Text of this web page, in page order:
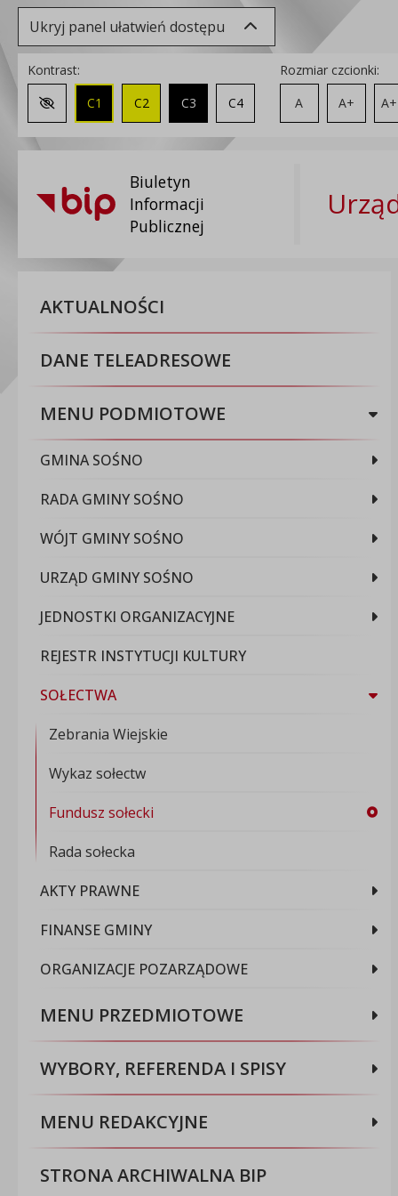
Ukryj panel ułatwień dostępu
Kontrast:
Zmień kontrast na domyślny
C1 C2 C3 C4
Rozmiar czcionki:
A
A+
Biuletyn
Informacji
Publicznej
AKTUALNOŚCI
DANE TELEADRESOWE
MENU PODMIOTOWE
GMINA SOŚNO
RADA GMINY SOŚNO
WÓJT GMINY SOŚNO
URZĄD GMINY SOŚNO
JEDNOSTKI ORGANIZACYJNE
REJESTR INSTYTUCJI KULTURY
SOŁECTWA
Zebrania Wiejskie
Wykaz sołectw
Fundusz sołecki
Rada sołecka
AKTY PRAWNE
FINANSE GMINY
ORGANIZACJE POZARZĄDOWE
MENU PRZEDMIOTOWE
WYBORY, REFERENDA I SPISY
MENU REDAKCYJNE
STRONA ARCHIWALNA BIP